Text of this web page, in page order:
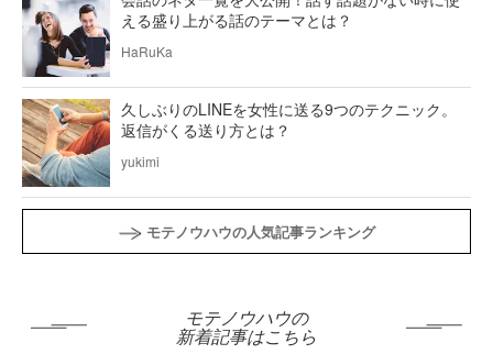
える盛り上がる話のテーマとは？
HaRuKa
久しぶりのLINEを女性に送る9つのテクニック。
返信がくる送り方とは？
yukimi
モテノウハウの人気記事ランキング
モテノウハウの
新着記事はこちら